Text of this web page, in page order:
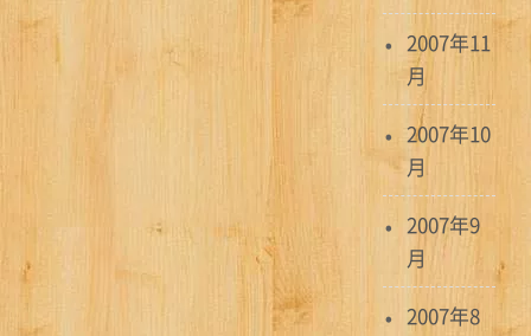
2007年11
月
2007年10
月
2007年9
月
2007年8